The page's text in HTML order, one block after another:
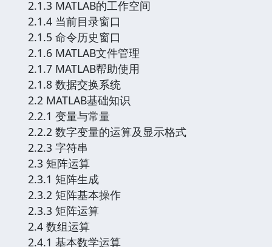
2.1.3 MATLAB的工作空间
2.1.4 当前目录窗口
2.1.5 命令历史窗口
2.1.6 MATLAB文件管理
2.1.7 MATLAB帮助使用
2.1.8 数据交换系统
2.2 MATLAB基础知识
2.2.1 变量与常量
2.2.2 数字变量的运算及显示格式
2.2.3 字符串
2.3 矩阵运算
2.3.1 矩阵生成
2.3.2 矩阵基本操作
2.3.3 矩阵运算
2.4 数组运算
2.4.1 基本数学运算